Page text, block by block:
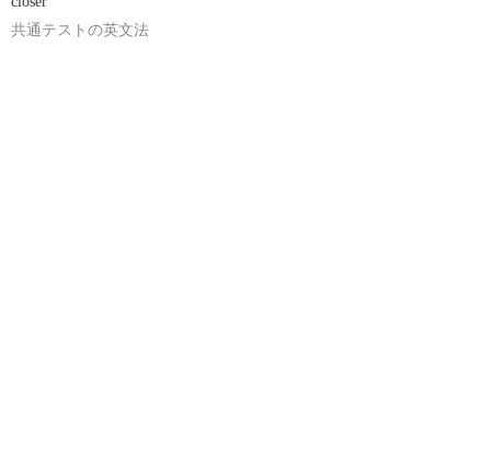
共通テストの英文法